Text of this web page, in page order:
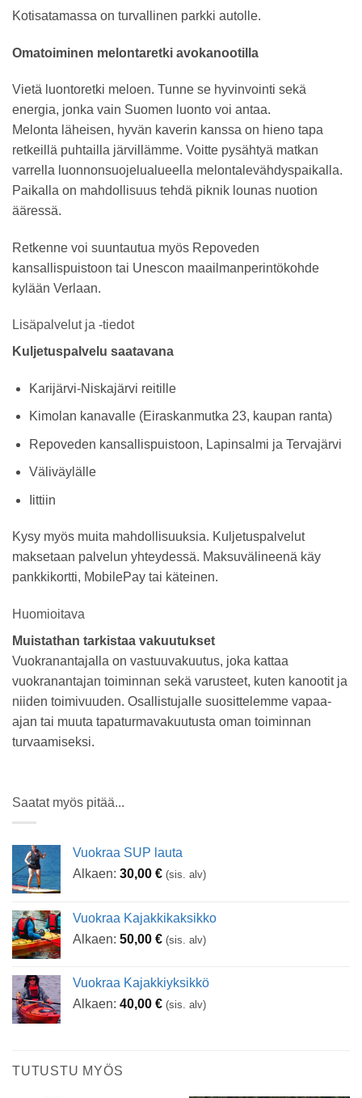
Kotisatamassa on turvallinen parkki autolle.
Omatoiminen melontaretki avokanootilla
Vietä luontoretki meloen. Tunne se hyvinvointi sekä
energia, jonka vain Suomen luonto voi antaa.
Melonta läheisen, hyvän kaverin kanssa on hieno tapa
retkeillä puhtailla järvillämme. Voitte pysähtyä matkan
varrella luonnonsuojelualueella melontalevähdyspaikalla.
Paikalla on mahdollisuus tehdä piknik lounas nuotion
ääressä.
Retkenne voi suuntautua myös Repoveden
kansallispuistoon tai Unescon maailmanperintökohde
kylään Verlaan.
Lisäpalvelut ja -tiedot
Kuljetuspalvelu saatavana
Karijärvi-Niskajärvi reitille
Kimolan kanavalle (Eiraskanmutka 23, kaupan ranta)
Repoveden kansallispuistoon, Lapinsalmi ja Tervajärvi
Väliväylälle
Iittiin
Kysy myös muita mahdollisuuksia. Kuljetuspalvelut
maksetaan palvelun yhteydessä. Maksuvälineenä käy
pankkikortti, MobilePay tai käteinen.
Huomioitava
Muistathan tarkistaa vakuutukset
Vuokranantajalla on vastuuvakuutus, joka kattaa
vuokranantajan toiminnan sekä varusteet, kuten kanootit ja
niiden toimivuuden. Osallistujalle suosittelemme vapaa-
ajan tai muuta tapaturmavakuutusta oman toiminnan
turvaamiseksi.
Saatat myös pitää...
Vuokraa SUP lauta
Alkaen: 30,00 € (sis. alv)
Vuokraa Kajakkikaksikko
Alkaen: 50,00 € (sis. alv)
Vuokraa Kajakkiyksikkö
Alkaen: 40,00 € (sis. alv)
TUTUSTU MYÖS